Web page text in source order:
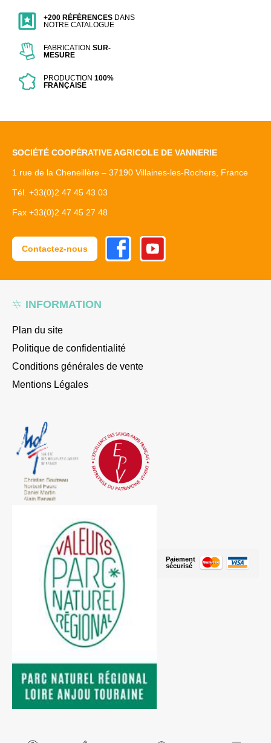
+200 RÉFÉRENCES DANS
NOTRE CATALOGUE
FABRICATIONSUR-
MESURE
PRODUCTION100%
FRANÇAISE
INFORMATION
Plan du site
Politique de confidentialité
Conditions générales de vente
Mentions Légales
SOCIÉTÉ COOPÉRATIVE AGRICOLE DE VANNERIE
1 rue de la Cheneillère – 37190 Villaines-les-Rochers, France
Tél. +33(0)2 47 45 43 03
Fax +33(0)2 47 45 27 48
Paiement
sécurisé
Contactez-nous
FacebookYoutube